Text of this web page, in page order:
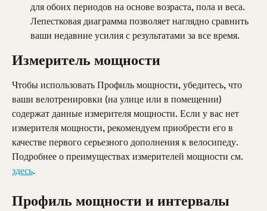
для обоих периодов на основе возраста, пола и веса.
Лепестковая диаграмма позволяет наглядно сравнить
ваши недавние усилия с результатами за все время.
Измеритель мощности
Чтобы использовать Профиль мощности, убедитесь, что
ваши велотренировки (на улице или в помещении)
содержат данные измерителя мощности. Если у вас нет
измерителя мощности, рекомендуем приобрести его в
качестве первого серьезного дополнения к велосипеду.
Подробнее о преимуществах измерителей мощности см.
здесь.
Профиль мощности и интервалы